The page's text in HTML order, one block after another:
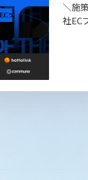
＼施
社EC